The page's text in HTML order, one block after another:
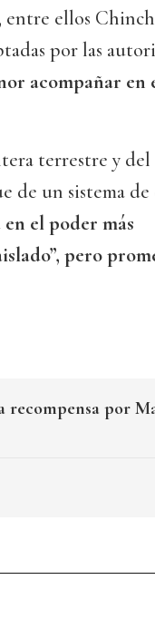
entre ellos
por las
acompañar en
terrestre y del
de un sistema de
en el poder más
pero
recompensa por